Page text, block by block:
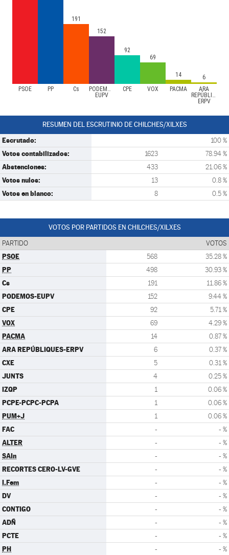
PSOE PP Cs
PODEMOS-
EUPV
CPE VOX PACMA
ARA
REPÚBLIQUES-
ERPV
191
152
92
69
14 6
RESUMEN DEL ESCRUTINIO DE CHILCHES/XILXES
Escrutado: 100 %
Votos contabilizados: 1623 78.94 %
Abstenciones: 433 21.06 %
Votos nulos: 13 0.8 %
Votos en blanco: 8 0.5 %
VOTOS POR PARTIDOS EN CHILCHES/XILXES
PARTIDO VOTOS
PSOE 568 35.28 %
PP 498 30.93 %
Cs 191 11.86 %
PODEMOS-EUPV 152 9.44 %
CPE 92 5.71 %
VOX 69 4.29 %
PACMA 14 0.87 %
ARA REPÚBLIQUES-ERPV 6 0.37 %
CXE 5 0.31 %
JUNTS 4 0.25 %
IZQP 1 0.06 %
PCPE-PCPC-PCPA 1 0.06 %
PUM+J 1 0.06 %
FAC - - %
ALTER - - %
SAIn - - %
RECORTES CERO-LV-GVE - - %
I.Fem - - %
DV - - %
CONTIGO - - %
ADÑ - - %
PCTE - - %
PH - - %